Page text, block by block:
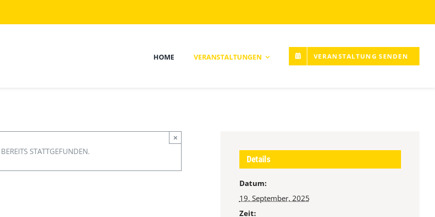
HOME VERANSTALTUNGEN VERANSTALTUNG SENDEN
STATTGEFUNDEN.
×
Details
Datum:
19. September, 2025
Zeit: